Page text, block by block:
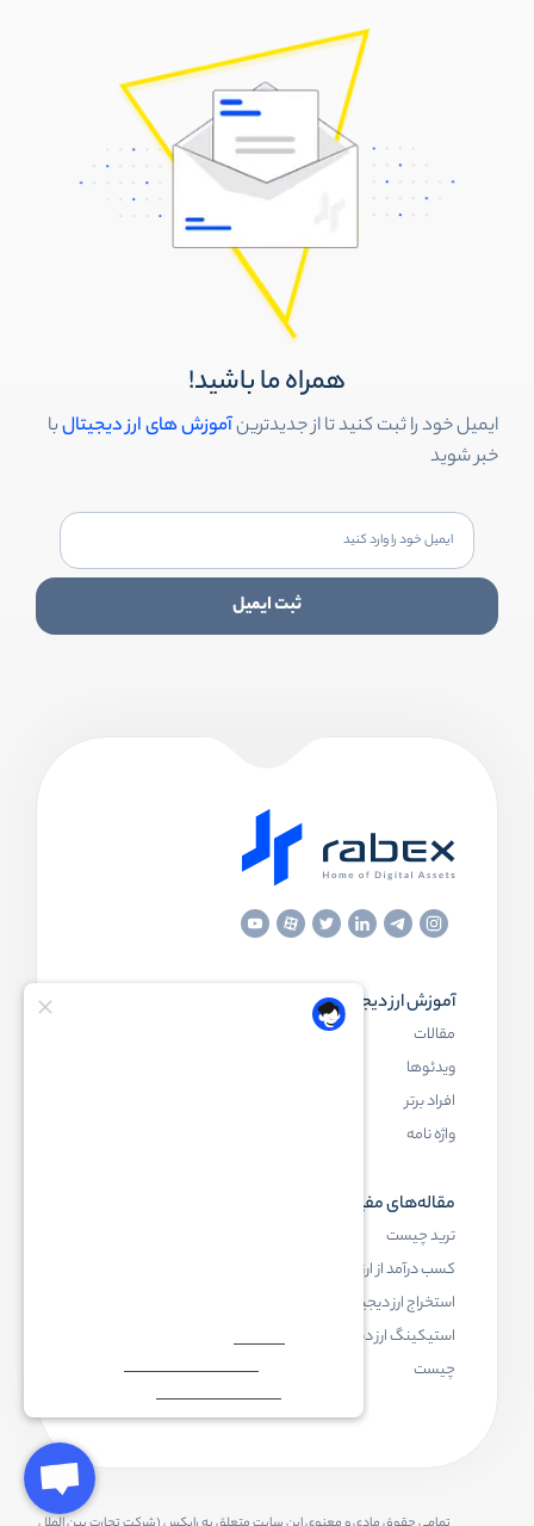
همراه ما باشید!
ایمیل خود را ثبت کنید تا از جدیدترینآموزش های ارز دیجیتالبا
خبر شوید
ثبت ایمیل
آموزش ارز دیجیتال
مقالات
ویدئوها
افراد برتر
واژه نامه
مقاله‌های مفید
ترید چیست
کسب درآمد از ارز دیجیتال
استخراج ارز دیجیتال چیست
استیکینگ ارز دیجیتال
چیست
درباره رابکس